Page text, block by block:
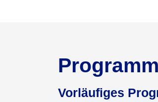
Programm
Vorläufiges